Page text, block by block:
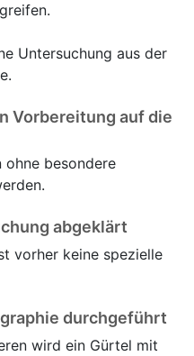
Untersuchung aus der
Vorbereitung auf die
ohne besondere
abgeklärt
vorher keine spezielle
durchgeführt
wird ein Gürtel mit